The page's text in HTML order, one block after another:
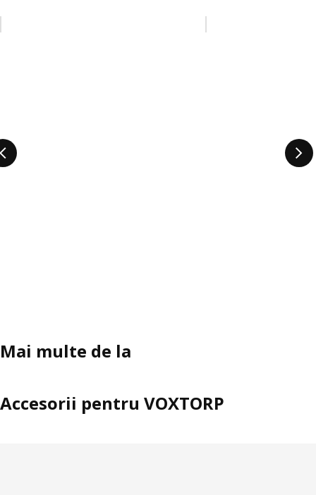
Mai multe de la
Accesorii pentru VOXTORP